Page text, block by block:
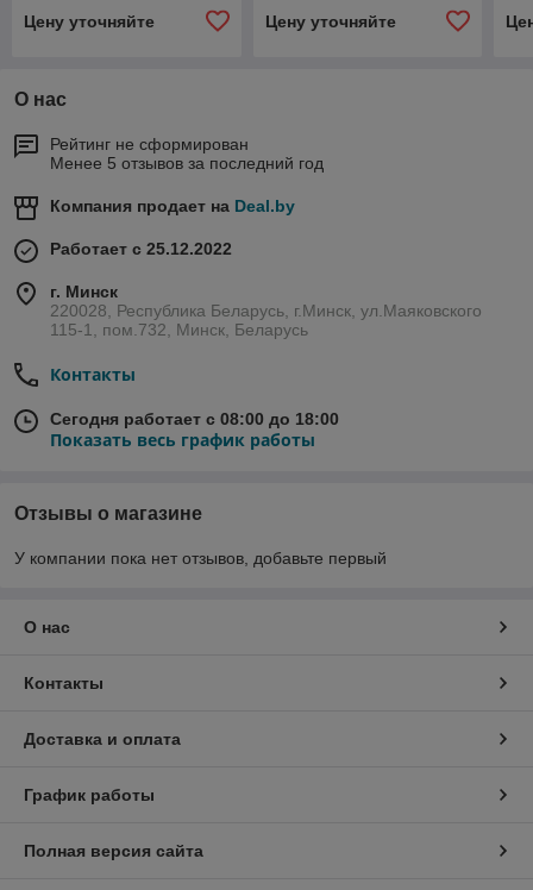
Цену уточняйте Цену уточняйте
О нас
Рейтинг не сформирован
Менее 5 отзывов за последний год
Компания продает на Deal.by
Работает с 25.12.2022
г. Минск
220028, Республика Беларусь, г.Минск, ул.Маяковского
115-1, пом.732, Минск, Беларусь
Контакты
Сегодня работает с 08:00 до 18:00
Показать весь график работы
Отзывы о магазине
У компании пока нет отзывов, добавьте первый
О нас
Контакты
Доставка и оплата
График работы
Полная версия сайта